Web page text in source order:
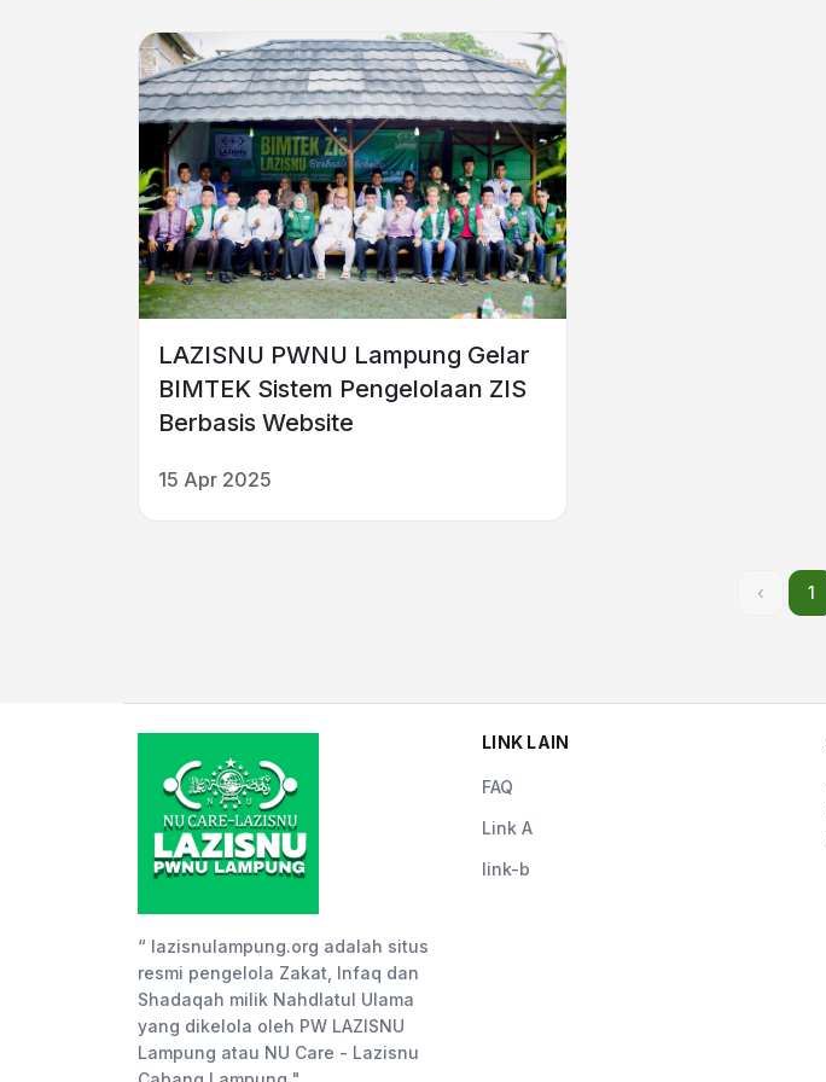
LAZISNU PWNU Lampung Gelar
BIMTEK Sistem Pengelolaan ZIS
Berbasis Website
15 Apr 2025
‹ 1
“ lazisnulampung.org adalah situs
resmi pengelola Zakat, Infaq dan
Shadaqah milik Nahdlatul Ulama
yang dikelola oleh PW LAZISNU
Lampung atau NU Care - Lazisnu
LINK LAIN
FAQ
Link A
link-b